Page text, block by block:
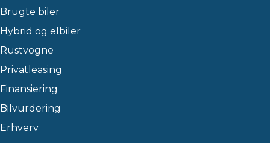
Brugte biler
Hybrid og elbiler
Rustvogne
Privatleasing
Finansiering
Bilvurdering
Erhverv